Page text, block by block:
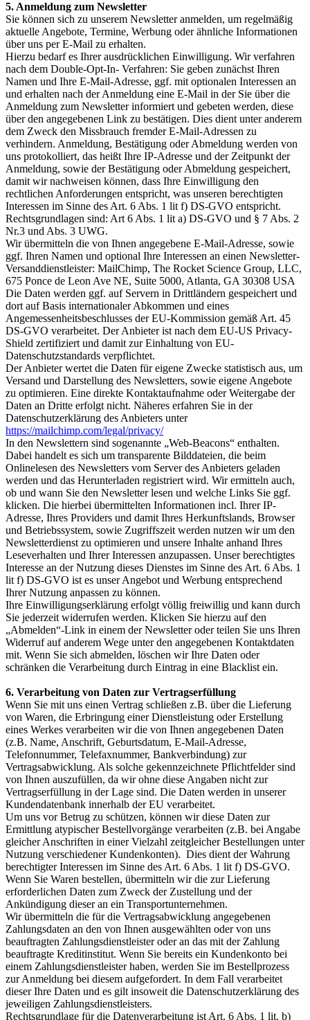
5. Anmeldung zum Newsletter
Sie können sich zu unserem Newsletter anmelden, um regelmäßig
aktuelle Angebote, Termine, Werbung oder ähnliche Informationen
über uns per E-Mail zu erhalten.
Hierzu bedarf es Ihrer ausdrücklichen Einwilligung. Wir verfahren
nach dem Double-Opt-In- Verfahren: Sie geben zunächst Ihren
Namen und Ihre E-Mail-Adresse, ggf. mit optionalen Interessen an
und erhalten nach der Anmeldung eine E-Mail in der Sie über die
Anmeldung zum Newsletter informiert und gebeten werden, diese
über den angegebenen Link zu bestätigen. Dies dient unter anderem
dem Zweck den Missbrauch fremder E-Mail-Adressen zu
verhindern. Anmeldung, Bestätigung oder Abmeldung werden von
uns protokolliert, das heißt Ihre IP-Adresse und der Zeitpunkt der
Anmeldung, sowie der Bestätigung oder Abmeldung gespeichert,
damit wir nachweisen können, dass Ihre Einwilligung den
rechtlichen Anforderungen entspricht, was unseren berechtigten
Interessen im Sinne des Art. 6 Abs. 1 lit f) DS-GVO entspricht.
Rechtsgrundlagen sind: Art 6 Abs. 1 lit a) DS-GVO und § 7 Abs. 2
Nr.3 und Abs. 3 UWG.
Wir übermitteln die von Ihnen angegebene E-Mail-Adresse, sowie
ggf. Ihren Namen und optional Ihre Interessen an einen Newsletter-
Versanddienstleister: MailChimp, The Rocket Science Group, LLC,
675 Ponce de Leon Ave NE, Suite 5000, Atlanta, GA 30308 USA
Die Daten werden ggf. auf Servern in Drittländern gespeichert und
dort auf Basis internationaler Abkommen und eines
Angemessenheitsbeschlusses der EU-Kommission gemäß Art. 45
DS-GVO verarbeitet. Der Anbieter ist nach dem EU-US Privacy-
Shield zertifiziert und damit zur Einhaltung von EU-
Datenschutzstandards verpflichtet.
Der Anbieter wertet die Daten für eigene Zwecke statistisch aus, um
Versand und Darstellung des Newsletters, sowie eigene Angebote
zu optimieren. Eine direkte Kontaktaufnahme oder Weitergabe der
Daten an Dritte erfolgt nicht. Näheres erfahren Sie in der
Datenschutzerklärung des Anbieters unter
https://mailchimp.com/legal/privacy/
In den Newslettern sind sogenannte „Web-Beacons“ enthalten.
Dabei handelt es sich um transparente Bilddateien, die beim
Onlinelesen des Newsletters vom Server des Anbieters geladen
werden und das Herunterladen registriert wird. Wir ermitteln auch,
ob und wann Sie den Newsletter lesen und welche Links Sie ggf.
klicken. Die hierbei übermittelten Informationen incl. Ihrer IP-
Adresse, Ihres Providers und damit Ihres Herkunftslands, Browser
und Betriebssystem, sowie Zugriffszeit werden nutzen wir um den
Newsletterdienst zu optimieren und unsere Inhalte anhand Ihres
Leseverhalten und Ihrer Interessen anzupassen. Unser berechtigtes
Interesse an der Nutzung dieses Dienstes im Sinne des Art. 6 Abs. 1
lit f) DS-GVO ist es unser Angebot und Werbung entsprechend
Ihrer Nutzung anpassen zu können.
Ihre Einwilligungserklärung erfolgt völlig freiwillig und kann durch
Sie jederzeit widerrufen werden. Klicken Sie hierzu auf den
„Abmelden“-Link in einem der Newsletter oder teilen Sie uns Ihren
Widerruf auf anderem Wege unter den angegebenen Kontaktdaten
mit. Wenn Sie sich abmelden, löschen wir Ihre Daten oder
schränken die Verarbeitung durch Eintrag in eine Blacklist ein.
6. Verarbeitung von Daten zur Vertragserfüllung
Wenn Sie mit uns einen Vertrag schließen z.B. über die Lieferung
von Waren, die Erbringung einer Dienstleistung oder Erstellung
eines Werkes verarbeiten wir die von Ihnen angegebenen Daten
(z.B. Name, Anschrift, Geburtsdatum, E-Mail-Adresse,
Telefonnummer, Telefaxnummer, Bankverbindung) zur
Vertragsabwicklung. Als solche gekennzeichnete Pflichtfelder sind
von Ihnen auszufüllen, da wir ohne diese Angaben nicht zur
Vertragserfüllung in der Lage sind. Die Daten werden in unserer
Kundendatenbank innerhalb der EU verarbeitet.
Um uns vor Betrug zu schützen, können wir diese Daten zur
Ermittlung atypischer Bestellvorgänge verarbeiten (z.B. bei Angabe
gleicher Anschriften in einer Vielzahl zeitgleicher Bestellungen unter
Nutzung verschiedener Kundenkonten). Dies dient der Wahrung
berechtigter Interessen im Sinne des Art. 6 Abs. 1 lit f) DS-GVO.
Wenn Sie Waren bestellen, übermitteln wir die zur Lieferung
erforderlichen Daten zum Zweck der Zustellung und der
Ankündigung dieser an ein Transportunternehmen.
Wir übermitteln die für die Vertragsabwicklung angegebenen
Zahlungsdaten an den von Ihnen ausgewählten oder von uns
beauftragten Zahlungsdienstleister oder an das mit der Zahlung
beauftragte Kreditinstitut. Wenn Sie bereits ein Kundenkonto bei
einem Zahlungsdienstleister haben, werden Sie im Bestellprozess
zur Anmeldung bei diesem aufgefordert. In dem Fall verarbeitet
dieser Ihre Daten und es gilt insoweit die Datenschutzerklärung des
jeweiligen Zahlungsdienstleisters.
Rechtsgrundlage für die Datenverarbeitung ist Art. 6 Abs. 1 lit. b)